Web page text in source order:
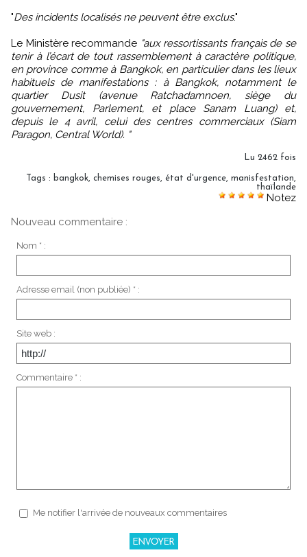
" Des incidents localisés ne peuvent être exclus."
Le Ministère recommande "aux ressortissants français de se
tenir à l’écart de tout rassemblement à caractère politique,
en province comme à Bangkok, en particulier dans les lieux
habituels de manifestations : à Bangkok, notamment le
quartier Dusit (avenue Ratchadamnoen, siège du
gouvernement, Parlement, et place Sanam Luang) et,
depuis le 4 avril, celui des centres commerciaux (Siam
Paragon, Central World). "
Lu 2462 fois
Tags : bangkok chemises rouges état d'urgence manisfestation
thaïlande
Notez
Nouveau commentaire :
Nom * :
Adresse email (non publiée) * :
Site web :
Commentaire * :
Me notifier l'arrivée de nouveaux commentaires